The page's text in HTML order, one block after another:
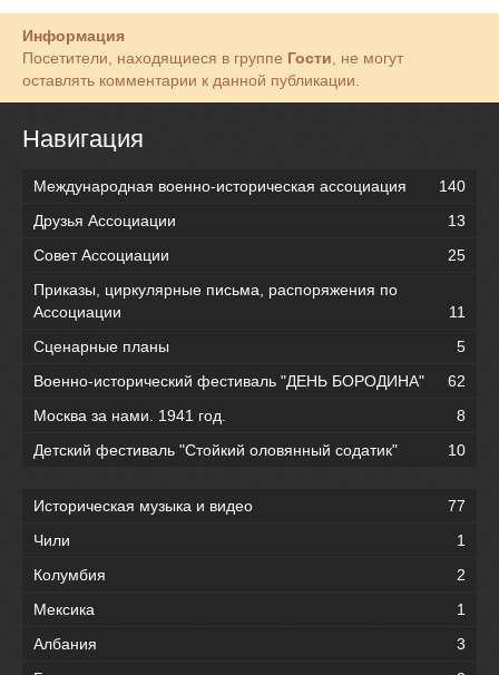
Информация
Посетители, находящиеся в группе Гости, не могут
оставлять комментарии к данной публикации.
Навигация
Международная военно-историческая ассоциация
140
Друзья Ассоциации
13
Совет Ассоциации
25
Приказы, циркулярные письма, распоряжения по
Ассоциации
11
Сценарные планы
5
Военно-исторический фестиваль "ДЕНЬ БОРОДИНА"
62
Москва за нами. 1941 год.
8
Детский фестиваль "Стойкий оловянный содатик"
10
Историческая музыка и видео
77
Чили
1
Колумбия
2
Мексика
1
Албания
3